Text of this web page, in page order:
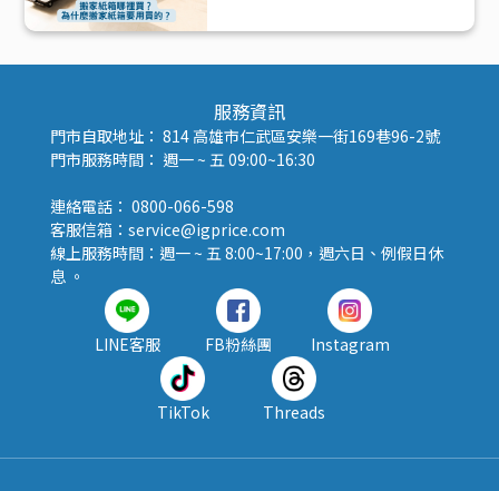
服務資訊
門市自取地址： 814 高雄市仁武區安樂一街169巷96-2號
門市服務時間： 週一 ~ 五 09:00~16:30
連絡電話： 0800-066-598
客服信箱：service@igprice.com
線上服務時間：週一 ~ 五 8:00~17:00，週六日、例假日休
息 。
LINE客服 FB粉絲團 Instagram
TikTok Threads